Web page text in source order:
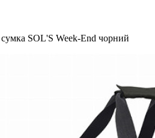
SOL'S Week-End чорний